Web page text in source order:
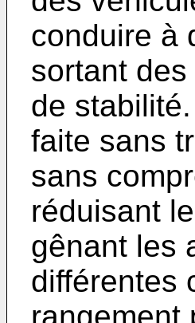
conduire à
sortant
de
faite sans
sans
réduisant
gênant les
différentes